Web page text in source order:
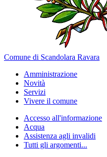
Comune di Scandolara Ravara
Amministrazione
Novità
Servizi
Vivere il comune
Accesso all'informazione
Acqua
Assistenza agli invalidi
Tutti gli argomenti...